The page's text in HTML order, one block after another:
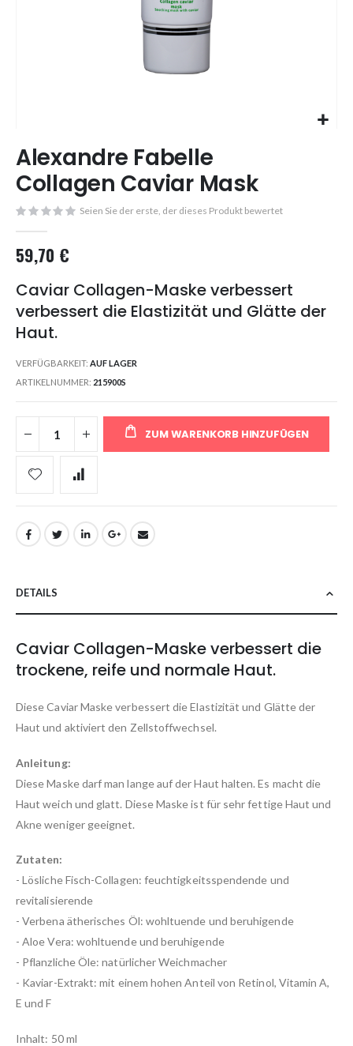
to
the
beginning
the
images
gallery
Alexandre Fabelle
Collagen Caviar Mask
Seien Sie der erste, der dieses Produkt bewertet
59,70 €
Caviar Collagen-Maske verbessert
verbessert die Elastizität und Glätte der
Haut.
VERFÜGBARKEIT: AUF LAGER
ARTIKELNUMMER 215900S
ZUM WARENKORB HINZUFÜGEN
DETAILS
Caviar Collagen-Maske verbessert die
trockene, reife und normale Haut.
Diese Caviar Maske verbessert die Elastizität und Glätte der
Haut und aktiviert den Zellstoffwechsel.
Anleitung:
Diese Maske darf man lange auf der Haut halten. Es macht die
Haut weich und glatt. Diese Maske ist für sehr fettige Haut und
Akne weniger geeignet.
Zutaten:
- Lösliche Fisch-Collagen: feuchtigkeitsspendende und
revitalisierende
- Verbena ätherisches Öl: wohltuende und beruhigende
- Aloe Vera: wohltuende und beruhigende
- Pflanzliche Öle: natürlicher Weichmacher
- Kaviar-Extrakt: mit einem hohen Anteil von Retinol, Vitamin A,
E und F
Inhalt: 50 ml